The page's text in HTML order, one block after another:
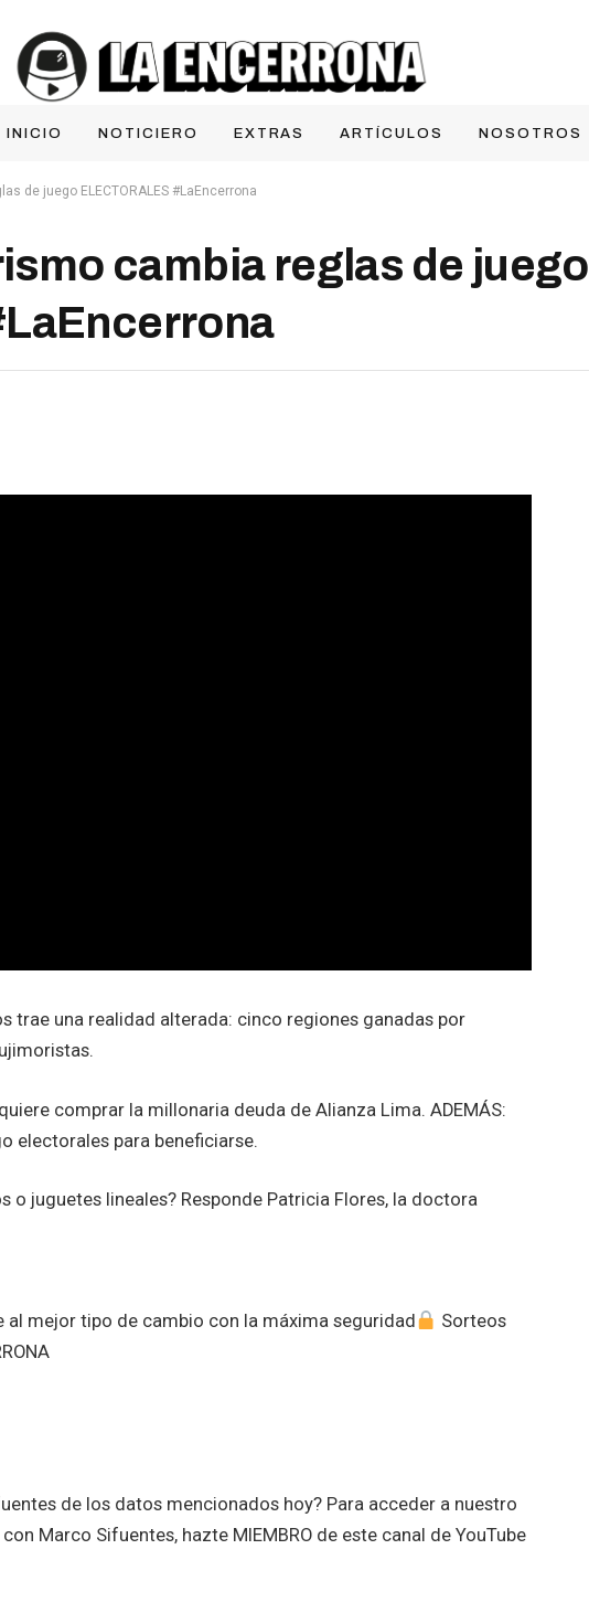
INICIO NOTICIERO EXTRAS ARTÍCULOS NOSOTROS
de juego ELECTORALES #LaEncerrona
cambia reglas de juego
trae una realidad alterada: cinco regiones ganadas por
comprar la millonaria deuda de Alianza Lima. ADEMÁS:
electorales para beneficiarse.
o juguetes lineales? Responde Patricia Flores, la doctora
al mejor tipo de cambio con la máxima seguridad
Sorteos
de los datos mencionados hoy? Para acceder a nuestro
Marco Sifuentes, hazte MIEMBRO de este canal de YouTube